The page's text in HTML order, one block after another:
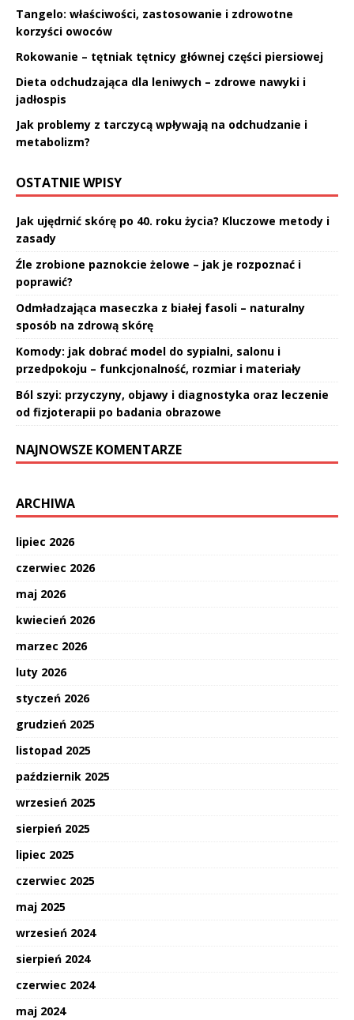
Tangelo: właściwości, zastosowanie i zdrowotne
korzyści owoców
Rokowanie – tętniak tętnicy głównej części piersiowej
Dieta odchudzająca dla leniwych – zdrowe nawyki i
jadłospis
Jak problemy z tarczycą wpływają na odchudzanie i
metabolizm?
OSTATNIE WPISY
Jak ujędrnić skórę po 40. roku życia? Kluczowe metody i
zasady
Źle zrobione paznokcie żelowe – jak je rozpoznać i
poprawić?
Odmładzająca maseczka z białej fasoli – naturalny
sposób na zdrową skórę
Komody: jak dobrać model do sypialni, salonu i
przedpokoju – funkcjonalność, rozmiar i materiały
Ból szyi: przyczyny, objawy i diagnostyka oraz leczenie
od fizjoterapii po badania obrazowe
NAJNOWSZE KOMENTARZE
ARCHIWA
lipiec 2026
czerwiec 2026
maj 2026
kwiecień 2026
marzec 2026
luty 2026
styczeń 2026
grudzień 2025
listopad 2025
październik 2025
wrzesień 2025
sierpień 2025
lipiec 2025
czerwiec 2025
maj 2025
wrzesień 2024
sierpień 2024
czerwiec 2024
maj 2024